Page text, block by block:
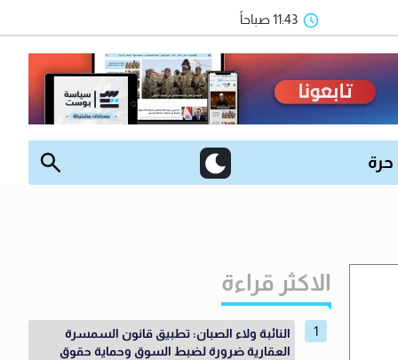
11:43 صباحاً
حرة
الاكثر قراءة
النائبة ولاء الصبان: تطبيق قانون السمسرة
العقارية ضرورة لضبط السوق وحماية حقوق